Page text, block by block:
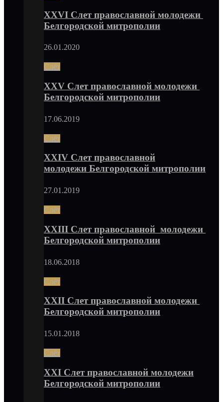
XXVI Слет православной молодежи
Белгородской митрополии
26.01.2020
Слёт
XXV Слет православной молодежи
Белгородской митрополии
17.06.2019
Слёт
XXIV Слет православной
молодежи Белгородской митрополии
27.01.2019
Слёт
XXIII Слет православной молодежи
Белгородской митрополии
18.06.2018
Слёт
XXII Слет православной молодежи
Белгородской митрополии
15.01.2018
Слёт
XXI Слет православной молодежи
Белгородской митрополии